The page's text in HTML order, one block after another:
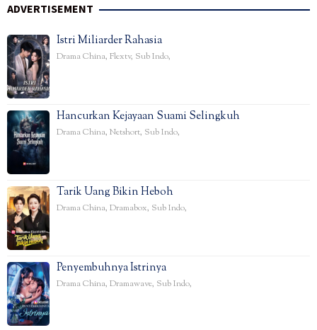
ADVERTISEMENT
Istri Miliarder Rahasia
Drama China, Flextv, Sub Indo,
Hancurkan Kejayaan Suami Selingkuh
Drama China, Netshort, Sub Indo,
Tarik Uang Bikin Heboh
Drama China, Dramabox, Sub Indo,
Penyembuhnya Istrinya
Drama China, Dramawave, Sub Indo,